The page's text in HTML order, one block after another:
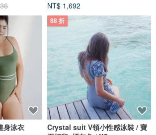
NT$ 1,692
身泳衣
88 折
Crystal suit V領小性感泳裝 / 寶